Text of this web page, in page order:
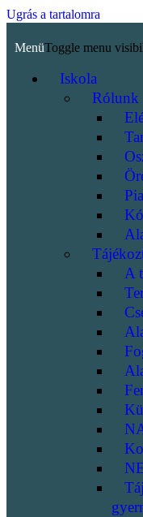
Ugrás a tartalomra
MenüToggle menu
Iskola
Rólunk
A